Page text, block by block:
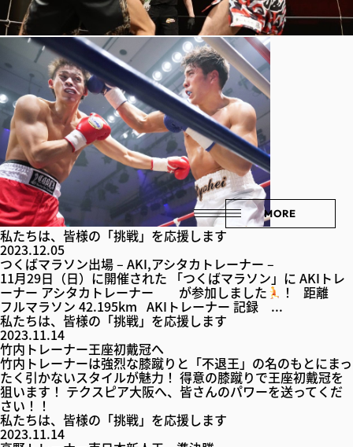
MORE
私たちは、皆様の「挑戦」を応援します
2023.12.05
つくばマラソン出場 – AKI,アシタカトレーナー –
11月29日（日）に開催された 「つくばマラソン」に AKIトレ
ーナー アシタカトレーナー が参加しました ！ 距離
フルマラソン 42.195km AKIトレーナー 記録 ...
私たちは、皆様の「挑戦」を応援します
2023.11.14
竹内トレーナー王座初戴冠へ
竹内トレーナーは強烈な膝蹴りと「不退王」の名のもとにまっ
たく引かないスタイルが魅力！ 得意の膝蹴りで王座初戴冠を
狙います！ テクスピア大阪へ、皆さんのパワーを送ってくだ
さい！！
私たちは、皆様の「挑戦」を応援します
2023.11.14